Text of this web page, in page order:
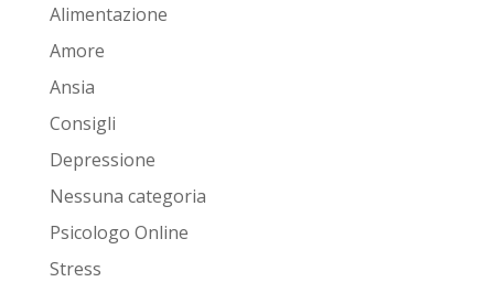
Alimentazione
Amore
Ansia
Consigli
Depressione
Nessuna categoria
Psicologo Online
Stress